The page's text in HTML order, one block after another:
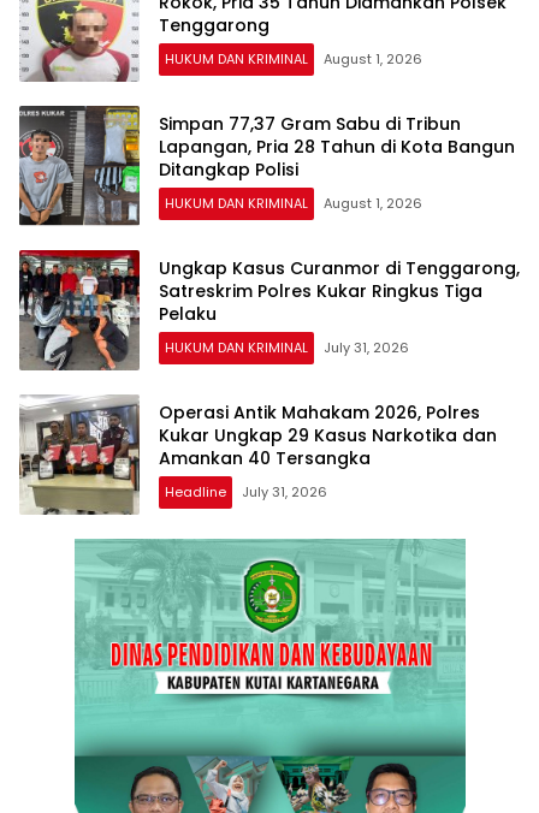
Tenggarong
HUKUM DAN KRIMINAL August 1, 2026
Simpan 77,37 Gram Sabu di Tribun
Lapangan, Pria 28 Tahun di Kota Bangun
Ditangkap Polisi
HUKUM DAN KRIMINAL August 1, 2026
Ungkap Kasus Curanmor di Tenggarong,
Satreskrim Polres Kukar Ringkus Tiga
Pelaku
HUKUM DAN KRIMINAL July 31, 2026
Operasi Antik Mahakam 2026, Polres
Kukar Ungkap 29 Kasus Narkotika dan
Amankan 40 Tersangka
Headline July 31, 2026